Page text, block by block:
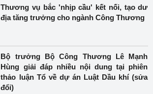
Thương vụ bắc 'nhịp cầu' kết nối, tạo dư
địa tăng trưởng cho ngành Công Thương
Bộ trưởng Bộ Công Thương Lê Mạnh
Hùng giải đáp nhiều nội dung tại phiên
thảo luận Tổ về dự án Luật Dầu khí (sửa
đổi)